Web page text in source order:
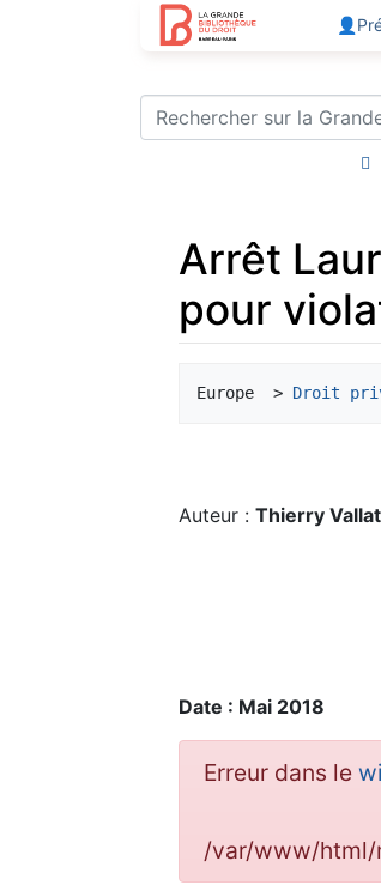
Arrêt
pour
Europe  > Droit
Auteur : Thierry
Date : Mai 2018
Erreur dans le
/var/www/html/